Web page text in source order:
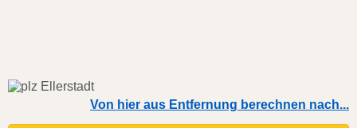
Von hier aus Entfernung berechnen nach...